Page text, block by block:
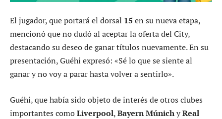
El jugador, que portará el dorsal 15 en su nueva etapa,
mencionó que no dudó al aceptar la oferta del City,
destacando su deseo de ganar títulos nuevamente. En su
presentación, Guéhi expresó: «Sé lo que se siente al
ganar y no voy a parar hasta volver a sentirlo».
Guéhi, que había sido objeto de interés de otros clubes
importantes comoLiverpool,Bayern MúnichyReal